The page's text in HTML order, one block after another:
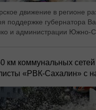
движение в регионе
поддержке губернатора
и администрации Южно-
км коммунальных
«РВК‑Сахалин» с